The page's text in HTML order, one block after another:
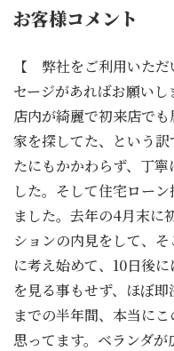
お客様コメント
【 弊社をご利用いた
セージがあればお願い
店内が綺麗で初来店で
家を探してた、という
たにもかかわらず、丁
した。そして住宅ロー
ました。去年の4月末に
ションの内見をして、
に考え始めて、10日後
を見る事もせず、ほぼ
までの半年間、本当に
思ってます。ベランダ